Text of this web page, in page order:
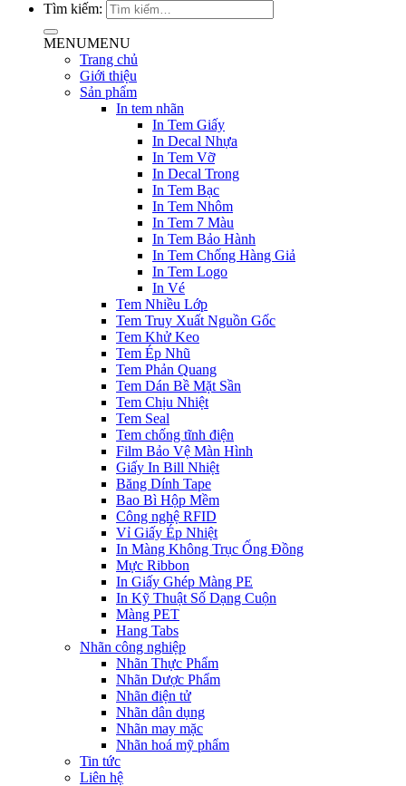
Tìm kiếm:
MENUMENU
Trang chủ
Giới thiệu
Sản phẩm
In tem nhãn
In Tem Giấy
In Decal Nhựa
In Tem Vỡ
In Decal Trong
In Tem Bạc
In Tem Nhôm
In Tem 7 Màu
In Tem Bảo Hành
In Tem Chống Hàng Giả
In Tem Logo
In Vé
Tem Nhiều Lớp
Tem Truy Xuất Nguồn Gốc
Tem Khử Keo
Tem Ép Nhũ
Tem Phản Quang
Tem Dán Bề Mặt Sần
Tem Chịu Nhiệt
Tem Seal
Tem chống tĩnh điện
Film Bảo Vệ Màn Hình
Giấy In Bill Nhiệt
Băng Dính Tape
Bao Bì Hộp Mềm
Công nghệ RFID
Vỉ Giấy Ép Nhiệt
In Màng Không Trục Ống Đồng
Mực Ribbon
In Giấy Ghép Màng PE
In Kỹ Thuật Số Dạng Cuộn
Màng PET
Hang Tabs
Nhãn công nghiệp
Nhãn Thực Phẩm
Nhãn Dược Phẩm
Nhãn điện tử
Nhãn dân dụng
Nhãn may mặc
Nhãn hoá mỹ phẩm
Tin tức
Liên hệ